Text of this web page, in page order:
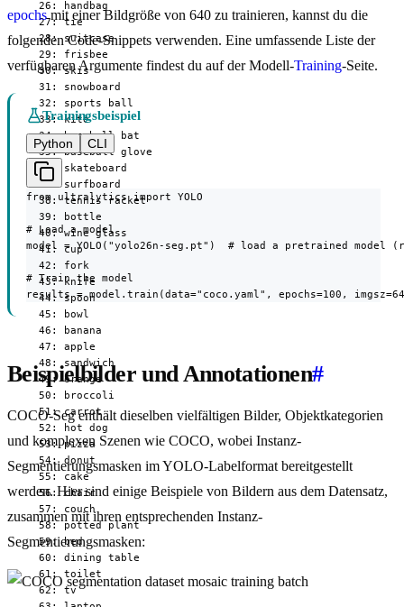
  26: handbag
  27: tie
  28: suitcase
  29: frisbee
  30: skis
  31: snowboard
  32: sports ball
  33: kite
  34: baseball bat
  35: baseball glove
  36: skateboard
  37: surfboard
  38: tennis racket
  39: bottle
  40: wine glass
  41: cup
  42: fork
  43: knife
  44: spoon
  45: bowl
  46: banana
  47: apple
  48: sandwich
  49: orange
  50: broccoli
  51: carrot
  52: hot dog
  53: pizza
  54: donut
  55: cake
  56: chair
  57: couch
  58: potted plant
  59: bed
  60: dining table
  61: toilet
  62: tv
epochsmit einer Bildgröße von 640 zu trainieren, kannst du die
folgenden Code-Snippets verwenden. Eine umfassende Liste der
verfügbaren Argumente findest du auf der Modell-Training-Seite.
Trainingsbeispiel
Python
CLI
from ultralytics import YOLO
# Load a model
model = YOLO("yolo26n-seg.pt")  # load a pretrained model
# Train the model
results = model.train(data="coco.yaml", epochs=100,
Beispielbilder und Annotationen#
COCO-Seg enthält dieselben vielfältigen Bilder, Objektkategorien
und komplexen Szenen wie COCO, wobei Instanz-
Segmentierungsmasken im YOLO-Labelformat bereitgestellt
werden. Hier sind einige Beispiele von Bildern aus dem Datensatz,
zusammen mit ihren entsprechenden Instanz-
Segmentierungsmasken: